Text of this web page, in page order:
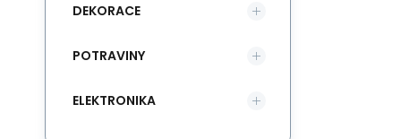
DEKORACE
POTRAVINY
ELEKTRONIKA